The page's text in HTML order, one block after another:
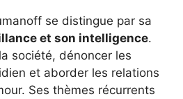
se distingue par sa
et son intelligence.
société, dénoncer les
et aborder les relations
Ses thèmes récurrents